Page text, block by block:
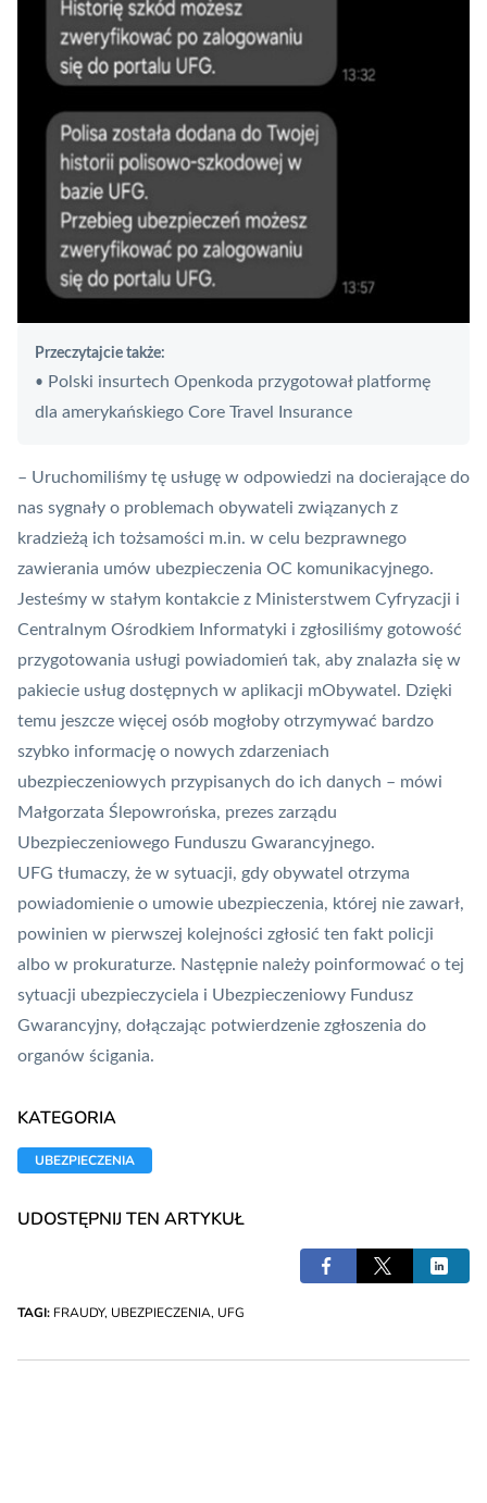
Przeczytajcie także:
• Polski insurtech Openkoda przygotował platformę
dla amerykańskiego Core Travel Insurance
– Uruchomiliśmy tę usługę w odpowiedzi na docierające do
nas sygnały o problemach obywateli związanych z
kradzieżą ich tożsamości m.in. w celu bezprawnego
zawierania umów ubezpieczenia OC komunikacyjnego.
Jesteśmy w stałym kontakcie z Ministerstwem Cyfryzacji i
Centralnym Ośrodkiem Informatyki i zgłosiliśmy gotowość
przygotowania usługi powiadomień tak, aby znalazła się w
pakiecie usług dostępnych w aplikacji mObywatel . Dzięki
temu jeszcze więcej osób mogłoby otrzymywać bardzo
szybko informację o nowych zdarzeniach
ubezpieczeniowych przypisanych do ich danych – mówi
Małgorzata Ślepowrońska, prezes zarządu
Ubezpieczeniowego Funduszu Gwarancyjnego.
UFG tłumaczy, że w sytuacji, gdy obywatel otrzyma
powiadomienie o umowie ubezpieczenia, której nie zawarł,
powinien w pierwszej kolejności zgłosić ten fakt policji
albo w prokuraturze. Następnie należy poinformować o tej
sytuacji ubezpieczyciela i Ubezpieczeniowy Fundusz
Gwarancyjny, dołączając potwierdzenie zgłoszenia do
organów ścigania.
KATEGORIA
UBEZPIECZENIA
UDOSTĘPNIJ TEN ARTYKUŁ
TAGI: FRAUDY, UBEZPIECZENIA, UFG